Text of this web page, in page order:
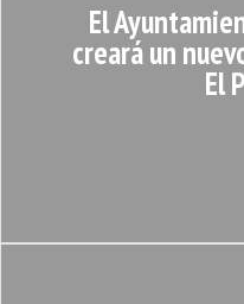
El
creará un
El